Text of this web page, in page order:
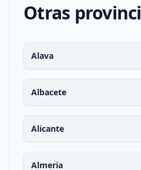
Otras
Alava
Albacete
Alicante
Almeria